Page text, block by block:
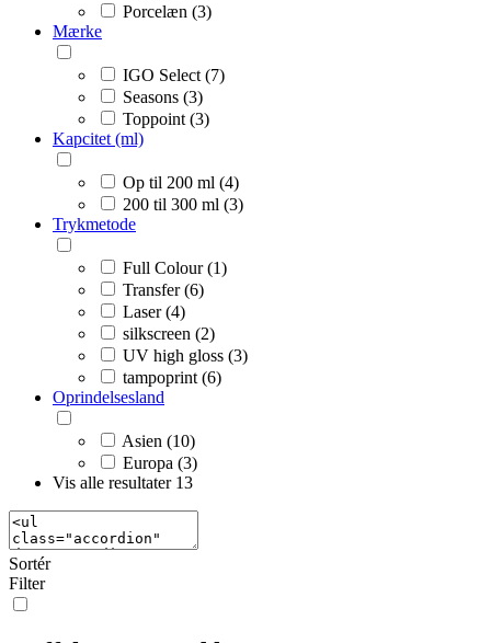
Porcelæn (3)
Mærke
IGO Select (7)
Seasons (3)
Toppoint (3)
Kapcitet (ml)
Op til 200 ml (4)
200 til 300 ml (3)
Trykmetode
Full Colour (1)
Transfer (6)
Laser (4)
silkscreen (2)
UV high gloss (3)
tampoprint (6)
Oprindelsesland
Asien (10)
Europa (3)
Vis alle resultater 13
Sortér
Filter